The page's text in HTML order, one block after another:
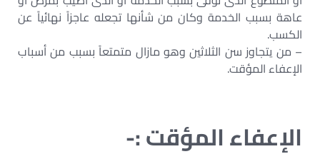
عاهة بسبب الخدمة وكان من شأنها تجعله عاجزاً نهائياً عن
الكسب.
– من يتجاوز سن الثلاثين وهو مازال متمتعاً بسبب من أسباب
الإعفاء المؤقت.
‌الإعفاء المؤقت :-